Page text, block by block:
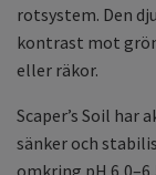
rotsystem. Den
kontrast mot
eller räkor.
Scaper’s Soil
sänker och